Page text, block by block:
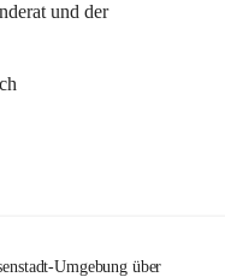
und der
Umgebung über